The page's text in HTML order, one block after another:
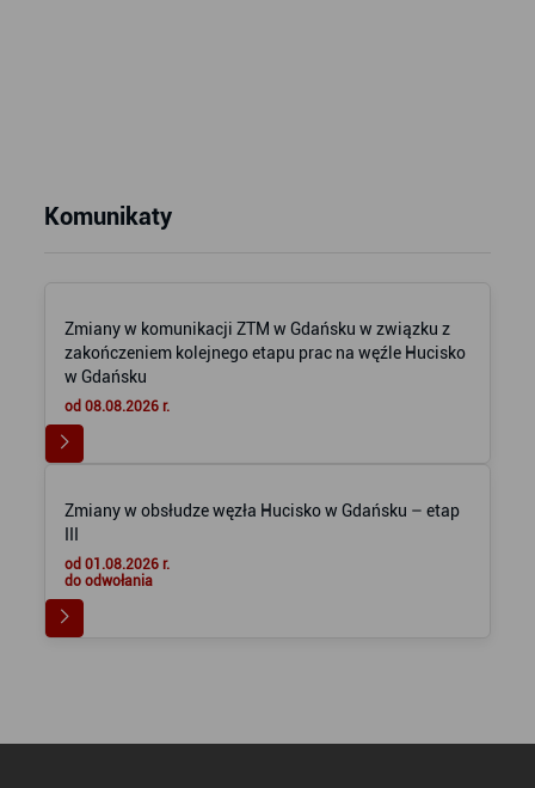
Komunikaty
Zmiany w komunikacji ZTM w Gdańsku w związku z
zakończeniem kolejnego etapu prac na węźle Hucisko
w Gdańsku
od 08.08.2026 r.
Zmiany w obsłudze węzła Hucisko w Gdańsku – etap
od 01.08.2026 r.
do odwołania